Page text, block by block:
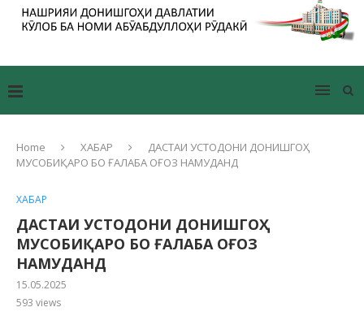
Home ХАБАР
ДАСТАИ УСТОДОНИ ДОНИШГОҲ
МУСОБИҚАРО БО ҒАЛАБА ОҒОЗ НАМУДАНД
ХАБАР
ДАСТАИ УСТОДОНИ ДОНИШГОҲ
МУСОБИҚАРО БО ҒАЛАБА ОҒОЗ
НАМУДАНД
15.05.2025
593 views